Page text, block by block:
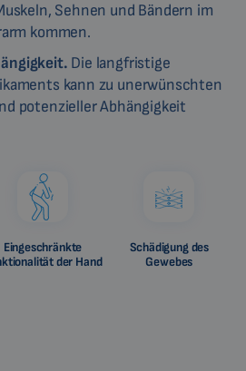
Sehnen und Bändern im
kommen.
Die langfristige
kann zu unerwünschten
potenzieller Abhängigkeit
Eingeschränkte
der Hand
Schädigung des
Gewebes